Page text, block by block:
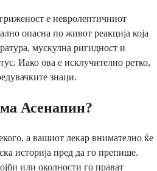
е невролептичниот
опасна по живот реакција која
мускулна ригидност и
Иако ова е исклучително ретко,
знаци.
Асенапин?
а вашиот лекар внимателно ќе
историја пред да го препише.
или околности го прават